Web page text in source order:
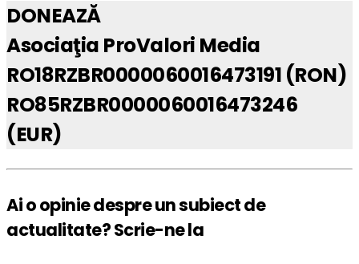
DONEAZĂ
Asociaţia ProValori Media
RO18RZBR0000060016473191 (RON)
RO85RZBR0000060016473246
(EUR)
Ai o opinie despre un subiect de
actualitate? Scrie-ne la